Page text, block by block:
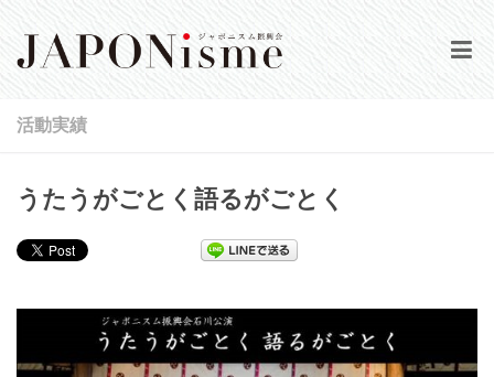
活動実績
うたうがごとく語るがごとく